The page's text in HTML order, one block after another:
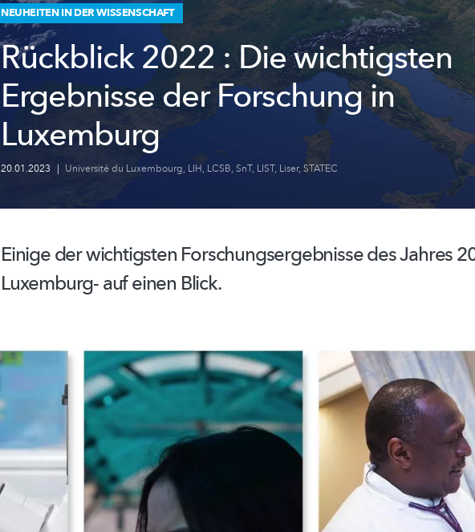
NEUHEITEN IN DER WISSENSCHAFT
Rückblick 2022 : Die wichtigsten
Ergebnisse der Forschung in
Luxemburg
20.01.2023 | Université du Luxembourg, LIH, LCSB, SnT, LIST, Liser, STATEC
Einige der wichtigsten Forschungsergebnissedes Jahres
Luxemburg- auf einen Blick.